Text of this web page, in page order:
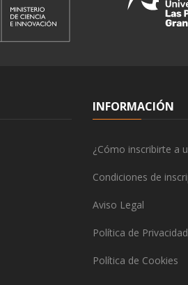
INFORMACIÓN
¿Cómo inscribirte a
Condiciones de
Aviso Legal
Política de Privacidad
Política de Cookies